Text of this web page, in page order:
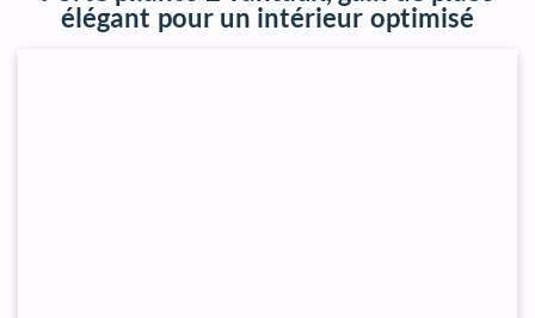
élégant pour un intérieur optimisé